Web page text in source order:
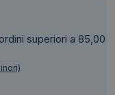
superiori a 85,00